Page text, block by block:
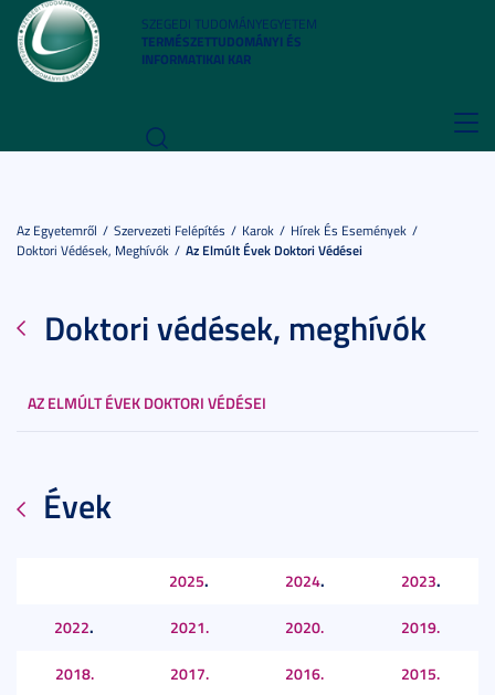
SZEGEDI TUDOMÁNYEGYETEM
TERMÉSZETTUDOMÁNYI ÉS
INFORMATIKAI KAR
Az Egyetemről Szervezeti Felépítés Karok
Hírek És Események
Doktori Védések, Meghívók
Az Elmúlt Évek Doktori Védései
Doktori védések, meghívók
AZ ELMÚLT ÉVEK DOKTORI VÉDÉSEI
Évek
2025. 2024. 2023.
2022. 2021. 2020. 2019.
2018. 2017. 2016. 2015.